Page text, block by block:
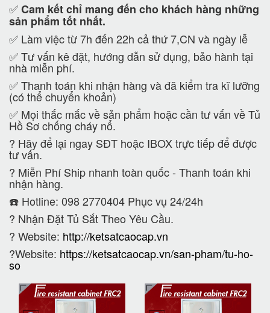
✅Cam kếtchỉ mang đến cho khách hàng những
sản phẩm tốt nhất.
✅ Làm việc từ 7h đến 22h cả thứ 7,CN và ngày lễ
✅ Tư vấn kê đặt, hướng dẫn sử dụng, bảo hành tại
nhà miễn phí.
✅ Thanh toán khi nhận hàng và đã kiểm tra kĩ lưỡng
(có thể chuyển khoản)
✅ Mọi thắc mắc về sản phẩm hoặc cần tư vấn về Tủ
Hồ Sơ chống cháy nổ.
? Hãy để lại ngay SĐT hoặc IBOX trực tiếp để được
tư vấn.
? Miễn Phí Ship nhanh toàn quốc - Thanh toán khi
nhận hàng.
☎️ Hotline: 098 2770404 Phục vụ 24/24h
? Nhận Đặt Tủ Sắt Theo Yêu Cầu.
? Website: http://ketsatcaocap.vn
?Website: https://ketsatcaocap.vn/san-pham/tu-ho-
so